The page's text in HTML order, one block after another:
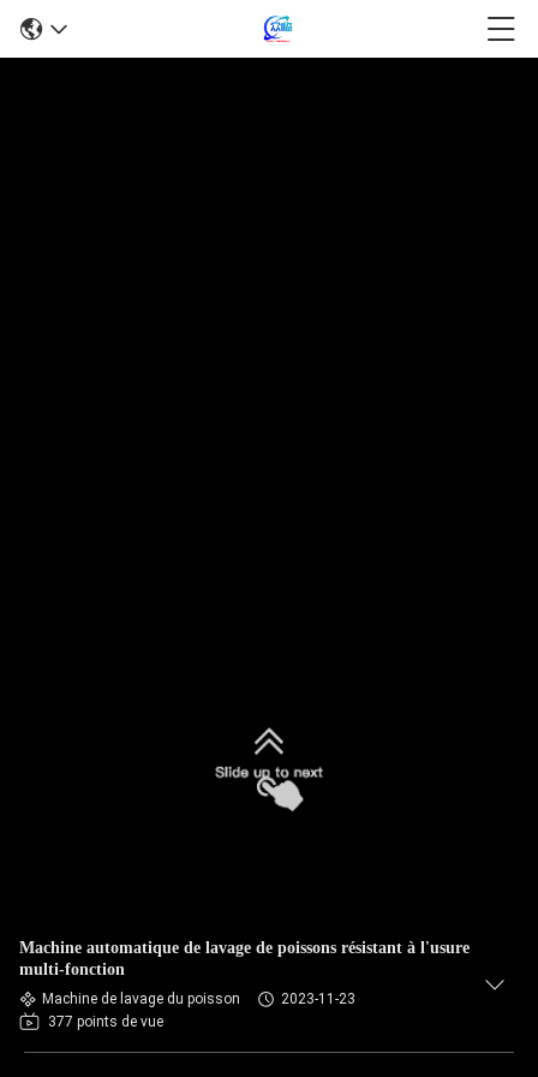
Machine automatique de lavage de poissons résistant à l'usure
multi-fonction
Machine de lavage du poisson
2023-11-23
377 points de vue